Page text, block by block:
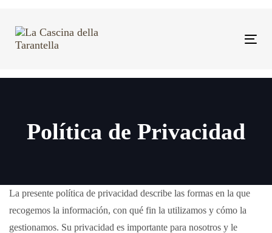
links
primary
Skip
Política de Privacidad
La presente política de privacidad describe las formas en la que
recogemos la información, con qué fin la utilizamos y cómo la
gestionamos. Su privacidad es importante para nosotros y le